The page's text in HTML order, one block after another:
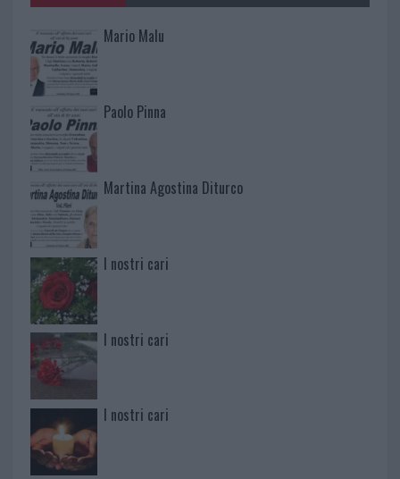
Mario Malu
Paolo Pinna
Martina Agostina Diturco
I nostri cari
I nostri cari
I nostri cari